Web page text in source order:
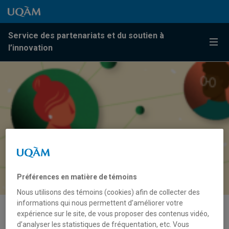
Passer au contenu
Accéder au menu principal
Accéder à la recherche
Passer au contenu
Accéder au menu principal
Service des partenariats et du soutien à
l’innovation
Lauréats du concours De l’idée
Préférences en matière de témoins
Nous utilisons des témoins (cookies) afin de collecter des
informations qui nous permettent d’améliorer votre
expérience sur le site, de vous proposer des contenus vidéo,
d’analyser les statistiques de fréquentation, etc. Vous